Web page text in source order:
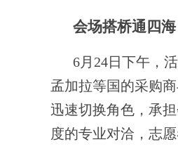
会场搭桥通四
6月24日下午，
孟加拉等国的采购
迅速切换角色，承
度的专业对洽，志